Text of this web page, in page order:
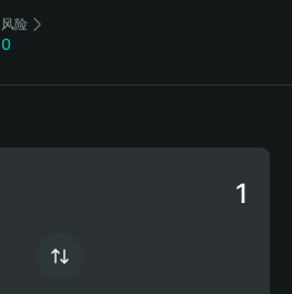
风险
0